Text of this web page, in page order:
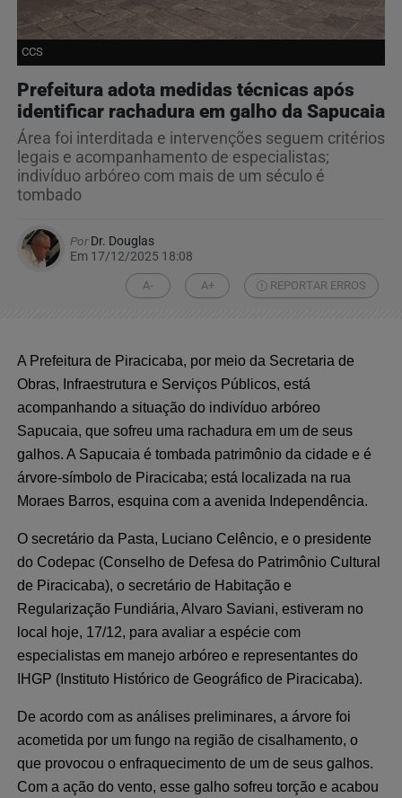
CCS
Prefeitura adota medidas técnicas após
identificar rachadura em galho da Sapucaia
Área foi interditada e intervenções seguem critérios
legais e acompanhamento de especialistas;
indivíduo arbóreo com mais de um século é
tombado
PorDr. Douglas
Em 17/12/2025 18:08
A- A+ REPORTAR ERROS
A Prefeitura de Piracicaba, por meio da Secretaria de
Obras, Infraestrutura e Serviços Públicos, está
acompanhando a situação do indivíduo arbóreo
Sapucaia, que sofreu uma rachadura em um de seus
galhos. A Sapucaia é tombada patrimônio da cidade e é
árvore-símbolo de Piracicaba; está localizada na rua
Moraes Barros, esquina com a avenida Independência.
O secretário da Pasta, Luciano Celêncio, e o presidente
do Codepac (Conselho de Defesa do Patrimônio Cultural
de Piracicaba), o secretário de Habitação e
Regularização Fundiária, Alvaro Saviani, estiveram no
local hoje, 17/12, para avaliar a espécie com
especialistas em manejo arbóreo e representantes do
IHGP (Instituto Histórico de Geográfico de Piracicaba).
De acordo com as análises preliminares, a árvore foi
acometida por um fungo na região de cisalhamento, o
que provocou o enfraquecimento de um de seus galhos.
Com a ação do vento, esse galho sofreu torção e acabou